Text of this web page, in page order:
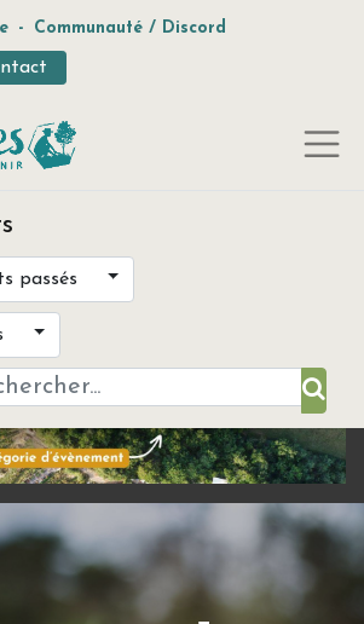
- Communauté / Discord
passés